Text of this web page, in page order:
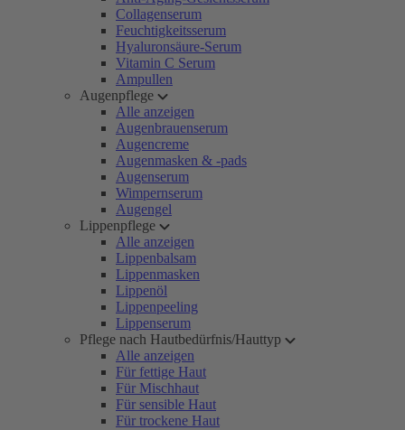
Collagenserum
Feuchtigkeitsserum
Hyaluronsäure-Serum
Vitamin C Serum
Ampullen
Augenpflege
Alle anzeigen
Augenbrauenserum
Augencreme
Augenmasken & -pads
Augenserum
Wimpernserum
Augengel
Lippenpflege
Alle anzeigen
Lippenbalsam
Lippenmasken
Lippenöl
Lippenpeeling
Lippenserum
Pflege nach Hautbedürfnis/Hauttyp
Alle anzeigen
Für fettige Haut
Für Mischhaut
Für sensible Haut
Für trockene Haut